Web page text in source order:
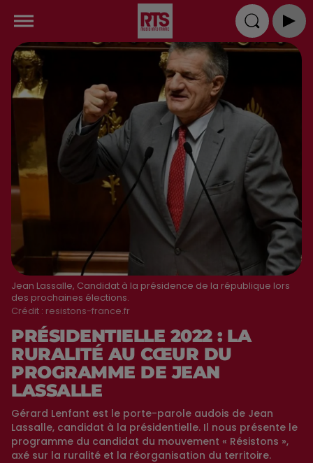
Jean Lassalle, Candidat à la présidence de la république lors
des prochaines élections.
Crédit : resistons-france.fr
PRÉSIDENTIELLE 2022 : LA
RURALITÉ AU CŒUR DU
PROGRAMME DE JEAN
LASSALLE
Gérard Lenfant est le porte-parole audois de Jean
Lassalle, candidat à la présidentielle. Il nous présente le
programme du candidat du mouvement « Résistons »,
axé sur la ruralité et la réorganisation du territoire.